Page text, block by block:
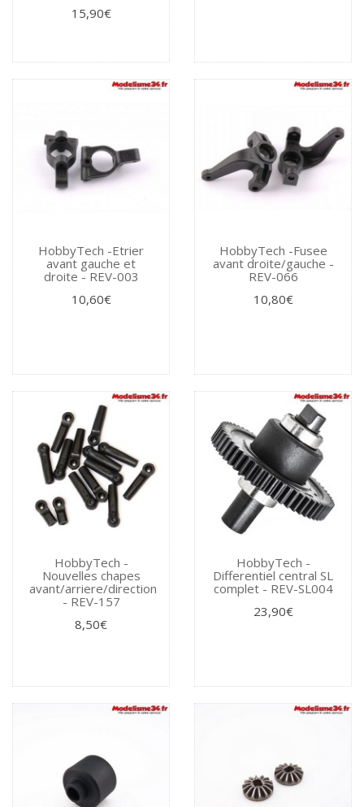
15,90€
HobbyTech -Etrier
avant gauche et
droite - REV-003
10,60€
HobbyTech -Fusee
avant droite/gauche -
REV-066
10,80€
HobbyTech -
Nouvelles chapes
avant/arriere/direction
- REV-157
8,50€
HobbyTech -
Differentiel central SL
complet - REV-SL004
23,90€